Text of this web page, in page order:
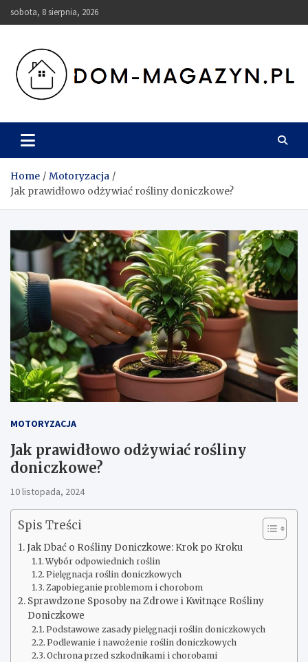
Skip
to
sobota, 8 sierpnia, 2026
Dom-Magazyn.pl
Home
Motoryzacja
Jak prawidłowo odżywiać rośliny doniczkowe?
MOTORYZACJA
Jak prawidłowo odżywiać rośliny
doniczkowe?
10 listopada, 2024
Spis Treści
Jak Dbać o Rośliny Doniczkowe: Krok po Kroku
Wybór odpowiednich roślin
Pielęgnacja roślin doniczkowych
Zapobieganie problemom i chorobom
Sprawdzone Sposoby na Zdrowe i Kwitnące Rośliny
Doniczkowe
Podstawowe zasady pielęgnacji roślin doniczkowych
Podlewanie i nawożenie roślin doniczkowych
Ochrona przed szkodnikami i chorobami